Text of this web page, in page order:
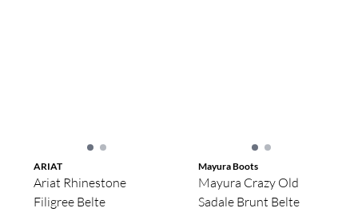
ARIAT
Ariat Rhinestone
Filigree Belte
Mayura Boots
Mayura Crazy Old
Sadale Brunt Belte